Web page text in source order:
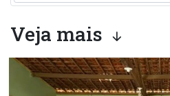
Veja mais